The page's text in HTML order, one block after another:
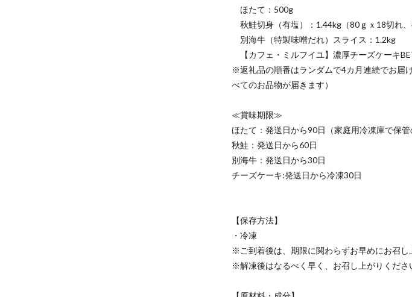
ほたて：500g
秋鮭切身（有塩）：1.44kg（80ｇｘ18切れ、
別海牛（特製味噌だれ）スライス：1.2kg
【カフェ・ミルフイユ】濃厚チーズケーキ
※返礼品の順番はランダムで4カ月連続でお届
べてのお品物が届きます）
≪賞味期限≫
ほたて：発送日から90日（家庭用冷凍庫で保管
秋鮭：発送日から60日
別海牛：発送日から30日
チーズケーキ:発送日から冷凍30日
【保存方法】
・冷凍
※ご到着後は、期限に関わらずお早めにお召し
※解凍後はなるべく早く、お召し上がりくださ